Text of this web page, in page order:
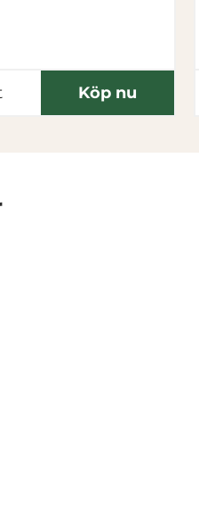
Köp nu